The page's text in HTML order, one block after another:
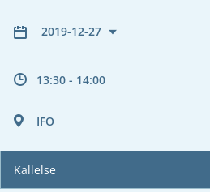
2019-12-27
13:30 - 14:00
IFO
Kallelse